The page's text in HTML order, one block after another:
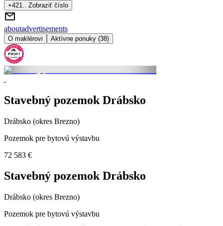
+421.. Zobraziť číslo
aboutadvertisements
O maklérovi Aktívne ponuky (38)
Stavebný pozemok Drábsko
Drábsko (okres Brezno)
Pozemok pre bytovú výstavbu
72 583 €
Stavebný pozemok Drábsko
Drábsko (okres Brezno)
Pozemok pre bytovú výstavbu